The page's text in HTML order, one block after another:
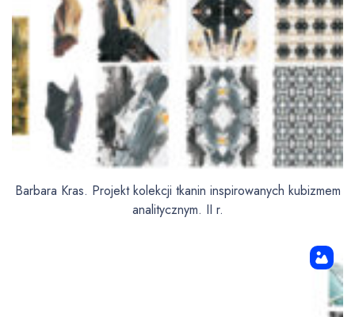
Barbara Kras. Projekt kolekcji tkanin inspirowanych kubizmem
analitycznym. II r.